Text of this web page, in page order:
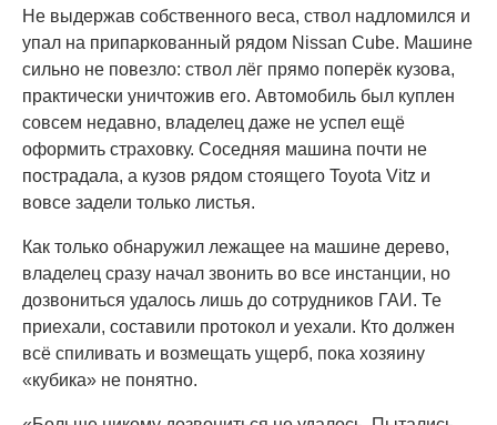
Не выдержав собственного веса, ствол надломился и
упал на припаркованный рядом Nissan Cube. Машине
сильно не повезло: ствол лёг прямо поперёк кузова,
практически уничтожив его. Автомобиль был куплен
совсем недавно, владелец даже не успел ещё
оформить страховку. Соседняя машина почти не
пострадала, а кузов рядом стоящего Toyota Vitz и
вовсе задели только листья.
Как только обнаружил лежащее на машине дерево,
владелец сразу начал звонить во все инстанции, но
дозвониться удалось лишь до сотрудников ГАИ. Те
приехали, составили протокол и уехали. Кто должен
всё спиливать и возмещать ущерб, пока хозяину
«кубика» не понятно.